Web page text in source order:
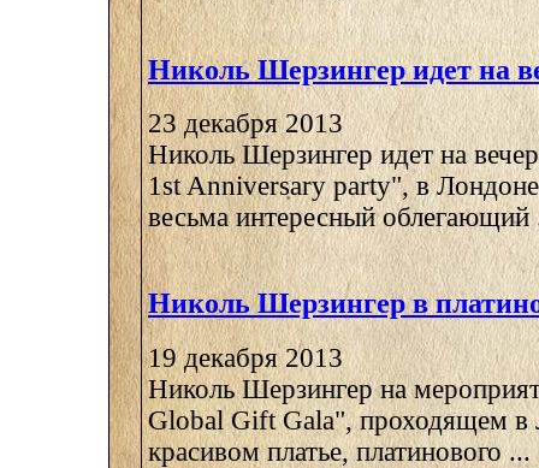
Николь Шерзингер идет на
23 декабря 2013
Николь Шерзингер идет на
1st Anniversary party", в
весьма интересный облегающий
Николь Шерзингер в
19 декабря 2013
Николь Шерзингер на
Global Gift Gala", проходящем в
красивом платье, платинового ...